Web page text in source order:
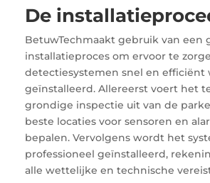
De
BetuwTechmaakt gebruik van een
installatieproces om ervoor te
detectiesystemen snel en efficiënt
geïnstalleerd. Allereerst voert het
grondige inspectie uit van de
beste locaties voor sensoren en
bepalen. Vervolgens wordt het
professioneel geïnstalleerd,
alle wettelijke en technische